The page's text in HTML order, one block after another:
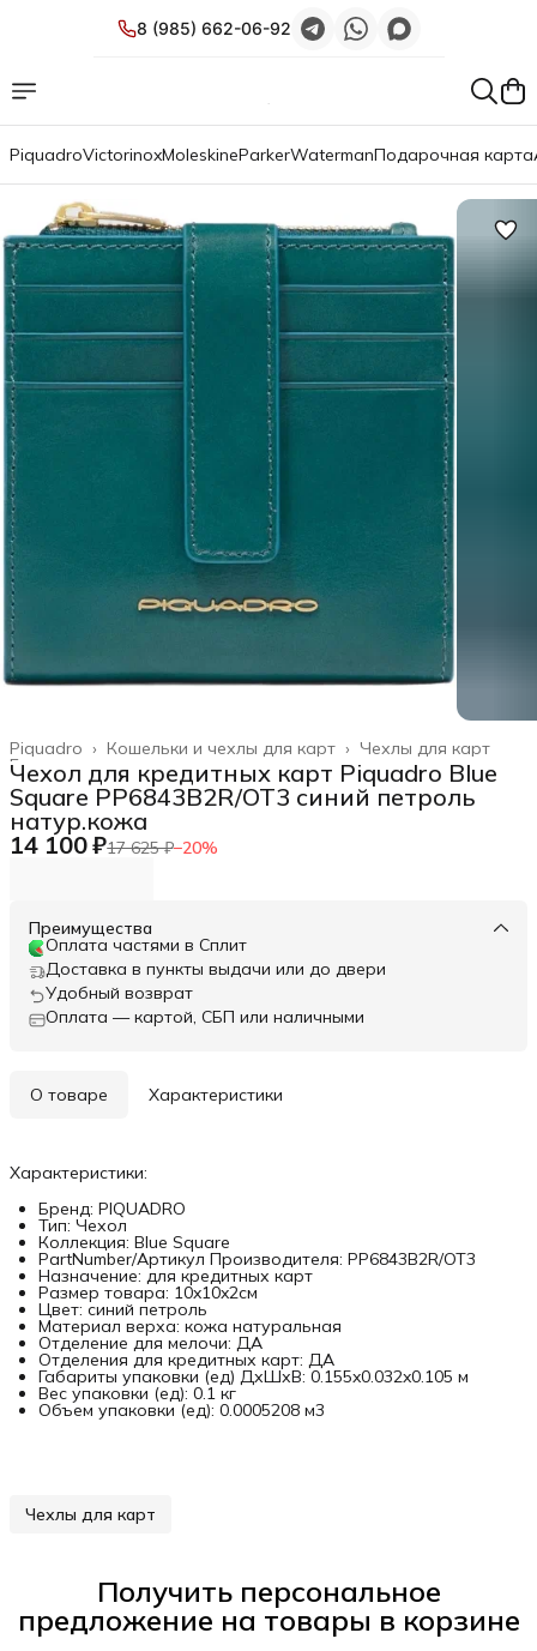
8 (985) 662-06-92
PiquadroVictorinoxMoleskineParkerWatermanПодарочная карта
Чехлы для карт
Кошельки и чехлы для карт ›
Piquadro ›
Главная
Чехол для кредитных карт Piquadro Blue
Square PP6843B2R/OT3 синий петроль
натур.кожа
14 100 ₽17 625 ₽−20%
Преимущества
Оплата частями в Сплит
Доставка в пункты выдачи или до двери
Удобный возврат
Оплата — картой, СБП или наличными
О товаре Характеристики
Характеристики:
Бренд: PIQUADRO
Тип: Чехол
Коллекция: Blue Square
PartNumber/Артикул Производителя: PP6843B2R/OT3
Назначение: для кредитных карт
Размер товара: 10x10x2см
Цвет: синий петроль
Материал верха: кожа натуральная
Отделение для мелочи: ДА
Отделения для кредитных карт: ДА
Габариты упаковки (ед) ДхШхВ: 0.155x0.032x0.105 м
Вес упаковки (ед): 0.1 кг
Объем упаковки (ед): 0.0005208 м3
Чехлы для карт
Получить персональное
предложение на товары в корзине